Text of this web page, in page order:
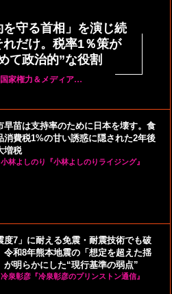
守る首相」を演じ続
だけ。税率1％策が
て政治的”な役割
家権力＆メディア…
早苗は支持率のために日本を壊す。食
消費税1%の甘い誘惑に隠された2年後
増税
小林よしのり『小林よしのりライジング』
度7」に耐える免震・耐震技術でも破
令和8年熊本地震の「想定を超えた揺
が明らかにした“現行基準の弱点”
冷泉彰彦『冷泉彰彦のプリンストン通信』